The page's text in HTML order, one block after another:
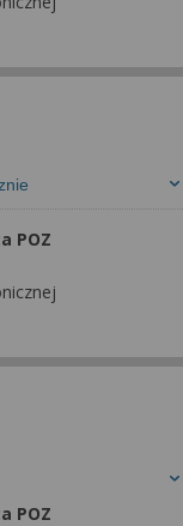
POZ
POZ
tego dokonać